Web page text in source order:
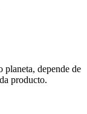
planeta, depende de
producto.